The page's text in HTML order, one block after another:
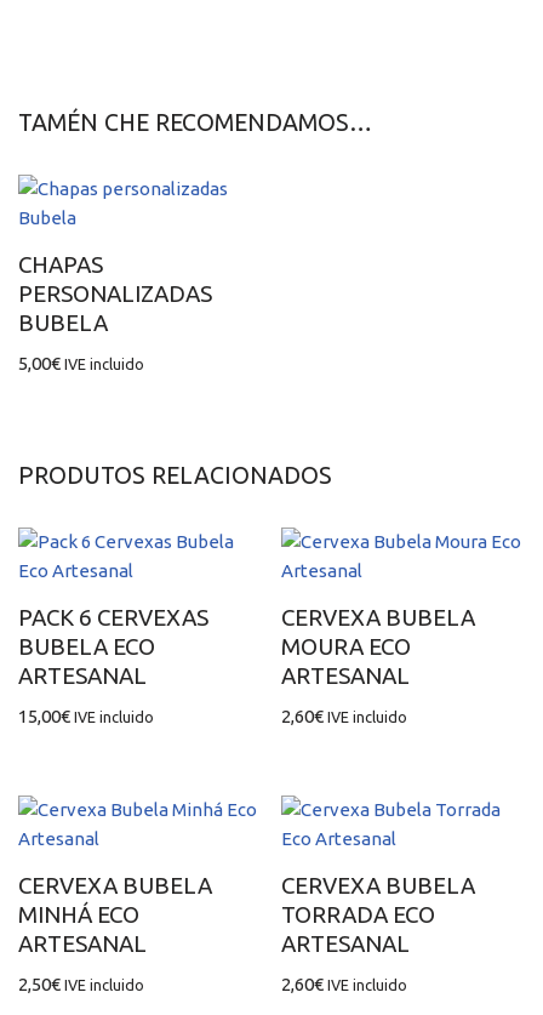
TAMÉN CHE RECOMENDAMOS…
CHAPAS
PERSONALIZADAS
BUBELA
5,00€ IVE incluido
PRODUTOS RELACIONADOS
PACK 6 CERVEXAS
BUBELA ECO
ARTESANAL
15,00€ IVE incluido
CERVEXA BUBELA
MOURA ECO
ARTESANAL
2,60€ IVE incluido
CERVEXA BUBELA
MINHÁ ECO
ARTESANAL
2,50€ IVE incluido
CERVEXA BUBELA
TORRADA ECO
ARTESANAL
2,60€ IVE incluido